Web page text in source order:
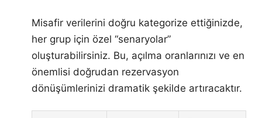
Misafir verilerini doğru kategorize ettiğinizde,
her grup için özel “senaryolar”
oluşturabilirsiniz. Bu, açılma oranlarınızı ve en
önemlisi doğrudan rezervasyon
dönüşümlerinizi dramatik şekilde artıracaktır.